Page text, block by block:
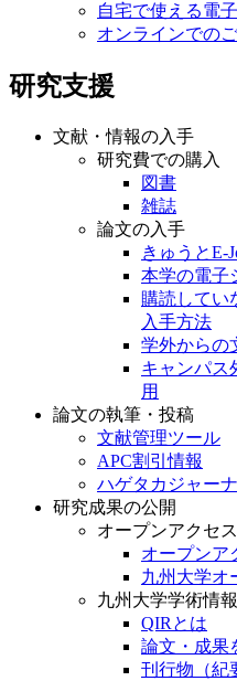
自宅で使える電
オンラインでの
研究支援
文献・情報の入手
研究費での購入
図書
雑誌
論文の入手
きゅうとE-
本学の電子
購読してい
入手方法
学外からの
キャンパス
用
論文の執筆・投稿
文献管理ツール
APC割引情報
ハゲタカジャー
研究成果の公開
オープンアクセス
オープンア
九州大学オ
九州大学学術情
QIRとは
論文・成果
刊行物（紀